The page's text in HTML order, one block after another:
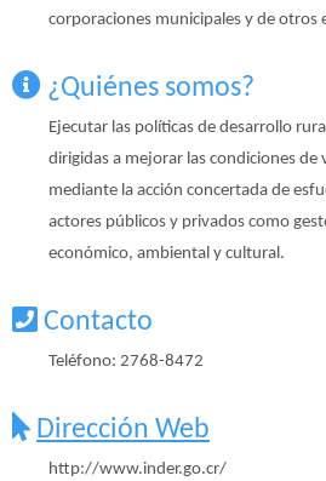
corporaciones municipales y de otros
¿Quiénes somos?
Ejecutar las políticas de desarrollo
dirigidas a mejorar las condiciones de
mediante la acción concertada de
actores públicos y privados como
económico, ambiental y cultural.
Contacto
Teléfono: 2768-8472
Dirección Web
http://www.inder.go.cr/